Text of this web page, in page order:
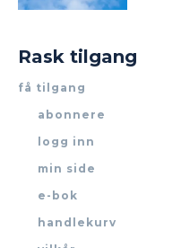
Rask tilgang
få tilgang
abonnere
logg inn
min side
e-bok
handlekurv